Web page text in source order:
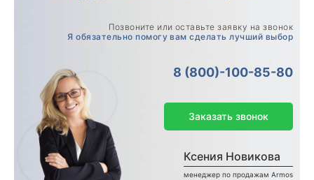
Позвоните или оставьте заявку на звонок
Я обязательно помогу вам сделать лучший выбор
8 (800)-100-85-80
Ксения Новикова
менеджер по продажам Armos
Заказать звонок